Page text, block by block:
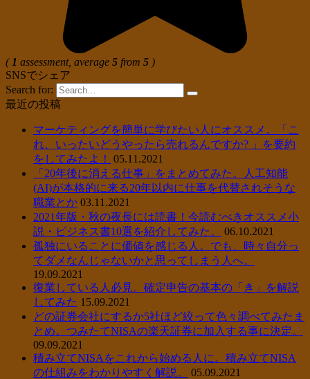
( 1 assessment, average 5 from 5 )
SNSでシェア
Search for:
最近の投稿
マーケティングを簡単に学びたい人にオススメ。「こ
れ、いったいどうやったら売れるんですか? 」を要約
をしてみたよ！
05.11.2021
「20年後に消える仕事」をまとめてみた。人工知能
(AI)が本格的に来る20年以内に仕事を代替されそうな
職業とか 03.11.2021
2021年版・秋の夜長には読書！今読むべきオススメ小
説・ビジネス書10選を紹介してみた。
06.10.2021
孤独にいることに価値を感じる人。でも、時々自分っ
てダメなんじゃないかと思ってしまう人へ。
19.09.2021
復業している人必見。確定申告の基本の「き」を解説
してみた 15.09.2021
どの証券会社にするか5社ほど絞って色々調べてみたま
とめ。つみたてNISAの楽天証券に加入する事に決定。
09.09.2021
積み立てNISAをこれから始める人に。積み立てNISA
の仕組みをわかりやすく解説。
05.09.2021